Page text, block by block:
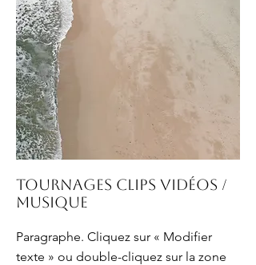
Tournages clips vidéos /
musique
Paragraphe. Cliquez sur « Modifier
texte » ou double-cliquez sur la zone